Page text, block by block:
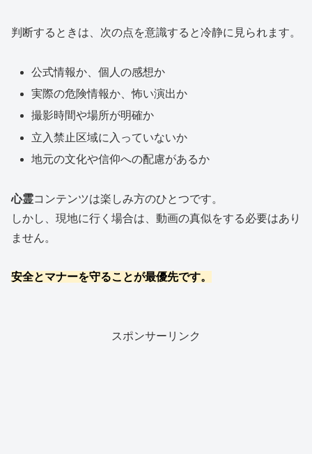
判断するときは、次の点を意識すると冷静に見られます。
公式情報か、個人の感想か
実際の危険情報か、怖い演出か
撮影時間や場所が明確か
立入禁止区域に入っていないか
地元の文化や信仰への配慮があるか
心霊コンテンツは楽しみ方のひとつです。
しかし、現地に行く場合は、動画の真似をする必要はあり
ません。
安全とマナーを守ることが最優先です。
スポンサーリンク